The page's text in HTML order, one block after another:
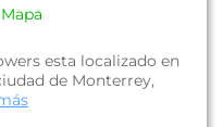
esta localizado en
de Monterrey,